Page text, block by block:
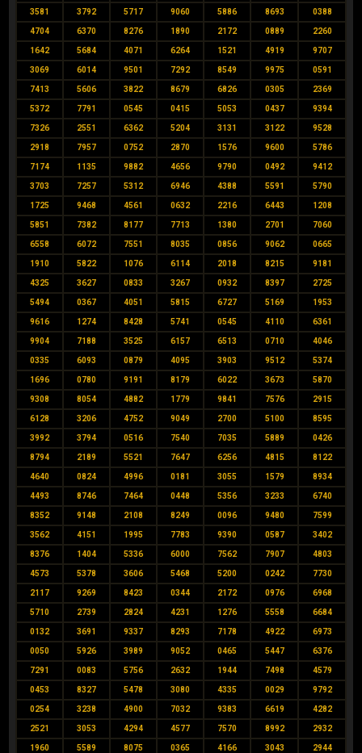
3581 3792 5717 9060 5886 8693 0388
4704 6370 8276 1890 2172 0889 2260
1642 5684 4071 6264 1521 4919 9707
3069 6014 9501 7292 8549 9975 0591
7413 5606 3822 8679 6826 0305 2369
5372 7791 0545 0415 5053 0437 9394
7326 2551 6362 5204 3131 3122 9528
2918 7957 0752 2870 1576 9600 5786
7174 1135 9882 4656 9790 0492 9412
3703 7257 5312 6946 4388 5591 5790
1725 9468 4561 0632 2216 6443 1208
5851 7382 8177 7713 1380 2701 7060
6558 6072 7551 8035 0856 9062 0665
1910 5822 1076 6114 2018 8215 9181
4325 3627 0833 3267 0932 8397 2725
5494 0367 4051 5815 6727 5169 1953
9616 1274 8428 5741 0545 4110 6361
9904 7188 3525 6157 6513 0710 4046
0335 6093 0879 4095 3903 9512 5374
1696 0780 9191 8179 6022 3673 5870
9308 8054 4882 1779 9841 7576 2915
6128 3206 4752 9049 2700 5100 8595
3992 3794 0516 7540 7035 5889 0426
8794 2189 5521 7647 6256 4815 8122
4640 0824 4996 0181 3055 1579 8934
4493 8746 7464 0448 5356 3233 6740
8352 9148 2108 8249 0096 9480 7599
3562 4151 1995 7783 9390 0587 3402
8376 1404 5336 6000 7562 7907 4803
4573 5378 3606 5468 5200 0242 7730
2117 9269 8423 0344 2172 0976 6968
5710 2739 2824 4231 1276 5558 6684
0132 3691 9337 8293 7178 4922 6973
0050 5926 3989 9052 0465 5447 6376
7291 0083 5756 2632 1944 7498 4579
0453 8327 5478 3080 4335 0029 9792
0254 3238 4900 7032 9383 6619 4282
2521 3053 4294 4577 7570 8992 2932
1960 5589 8075 0365 4166 3043 2944